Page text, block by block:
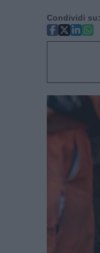
Condividi su: